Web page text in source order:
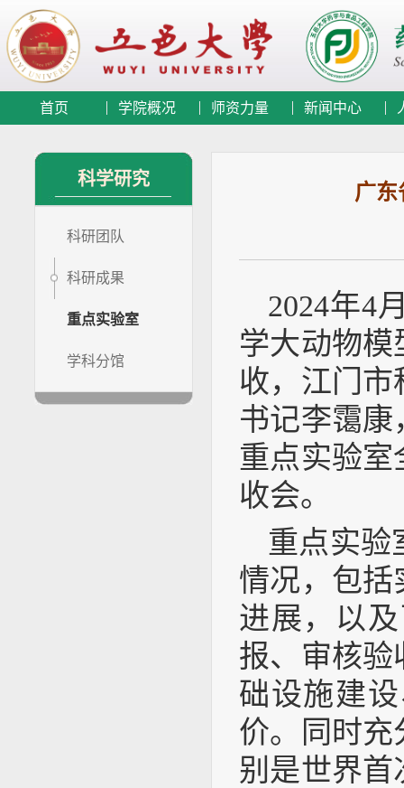
首页 学院概况 师资力量 新闻中心
科学研究
科研团队
科研成果
重点实验室
学科分馆
广
2024年4
学大动物
收，江门
书记李霭
重点实验
收会。
重点实验
情况，包括
进展，以
报、审核验
础设施建
价。同时充
别是世界